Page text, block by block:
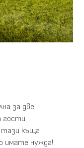
за две
гости.
тази къща
имате нужда!